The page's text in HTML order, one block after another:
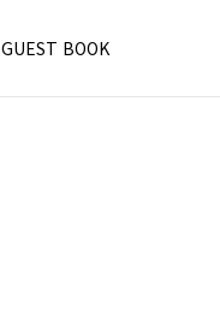
GUEST BOOK